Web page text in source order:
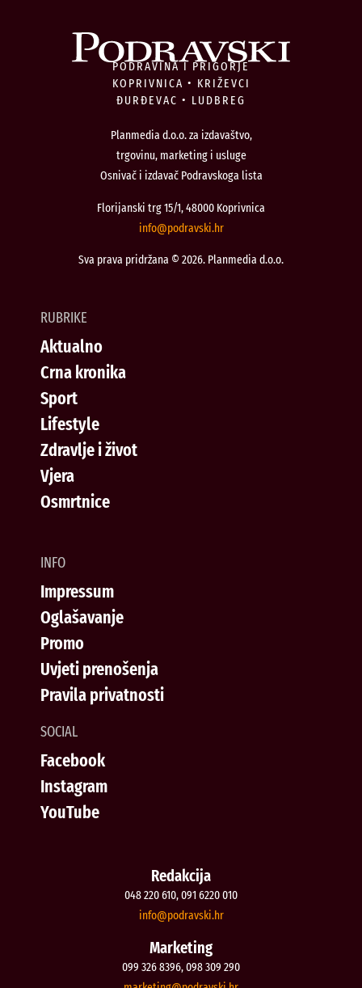
PODRAVINA I PRIGORJE
KOPRIVNICA • KRIŽEVCI
ĐURĐEVAC • LUDBREG
Planmedia d.o.o. za izdavaštvo,
trgovinu, marketing i usluge
Osnivač i izdavač Podravskoga lista
Florijanski trg 15/1, 48000 Koprivnica
rh.iksvardop
@ofni
Sva prava pridržana © 2026. Planmedia d.o.o.
RUBRIKE
Aktualno
Crna kronika
Sport
Lifestyle
Zdravlje i život
Vjera
Osmrtnice
INFO
Impressum
Oglašavanje
Promo
Uvjeti prenošenja
Pravila privatnosti
SOCIAL
Facebook
Instagram
YouTube
Redakcija
048 220 610, 091 6220 010
rh.iksvardop
@ofni
Marketing
099 326 8396, 098 309 290